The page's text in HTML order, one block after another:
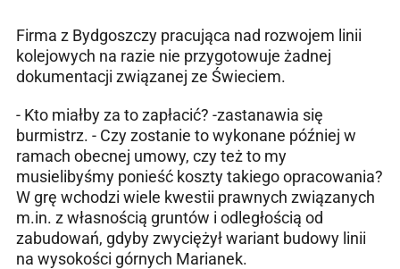
Firma z Bydgoszczy pracująca nad rozwojem linii
kolejowych na razie nie przygotowuje żadnej
dokumentacji związanej ze Świeciem.
- Kto miałby za to zapłacić? -zastanawia się
burmistrz. - Czy zostanie to wykonane później w
ramach obecnej umowy, czy też to my
musielibyśmy ponieść koszty takiego opracowania?
W grę wchodzi wiele kwestii prawnych związanych
m.in. z własnością gruntów i odległością od
zabudowań, gdyby zwyciężył wariant budowy linii
na wysokości górnych Marianek.